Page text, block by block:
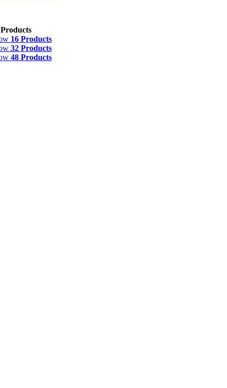
16 Products
32 Products
48 Products